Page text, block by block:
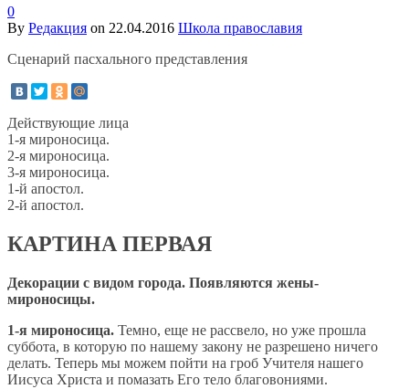
0
By Редакция on 22.04.2016 Школа православия
Сценарий пасхального представления
Действующие лица
1-я мироносица.
2-я мироносица.
3-я мироносица.
1-й апостол.
2-й апостол.
КАРТИНА ПЕРВАЯ
Декорации с видом города. Появляются жены-
мироносицы.
1-я мироносица. Темно, еще не рассвело, но уже прошла
суббота, в которую по нашему закону не разрешено ничего
делать. Теперь мы можем пойти на гроб Учителя нашего
Иисуса Христа и помазать Его тело благовониями.